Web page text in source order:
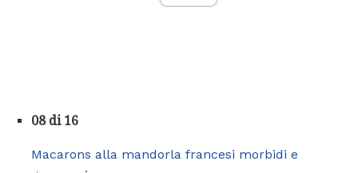
08 di 16
Macarons alla mandorla francesi morbidi e